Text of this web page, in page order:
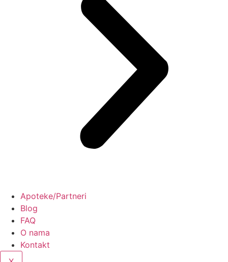
Apoteke/Partneri
Blog
FAQ
O nama
Kontakt